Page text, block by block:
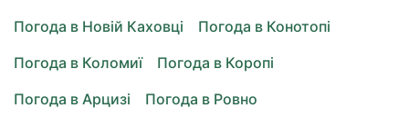
Погода в Новій Каховці
Погода в Конотопі
Погода в Коломиї
Погода в Коропі
Погода в Арцизі
Погода в Ровно